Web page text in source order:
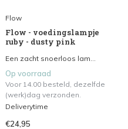
Flow
Flow - voedingslampje
ruby - dusty pink
Een zacht snoerloos lam...
Op voorraad
Voor 14.00 besteld, dezelfde
(werk)dag verzonden.
Deliverytime
€24,95